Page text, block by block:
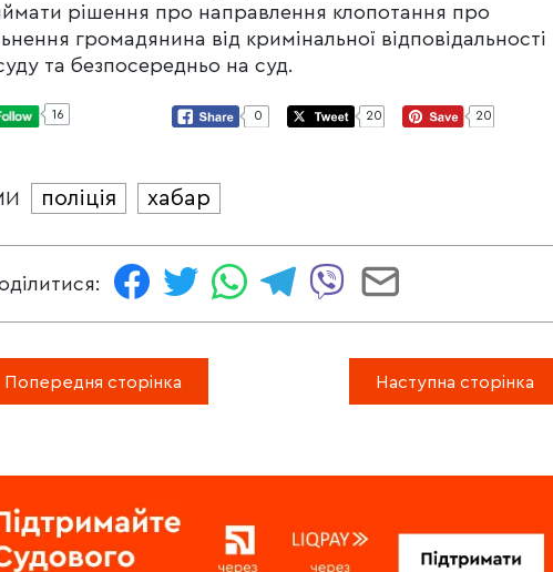
рішення про направлення клопотання про
громадянина від кримінальної відповідальності
та безпосередньо на суд.
16 0 20 20
поліція хабар
Попередня сторінка Наступна сторінка